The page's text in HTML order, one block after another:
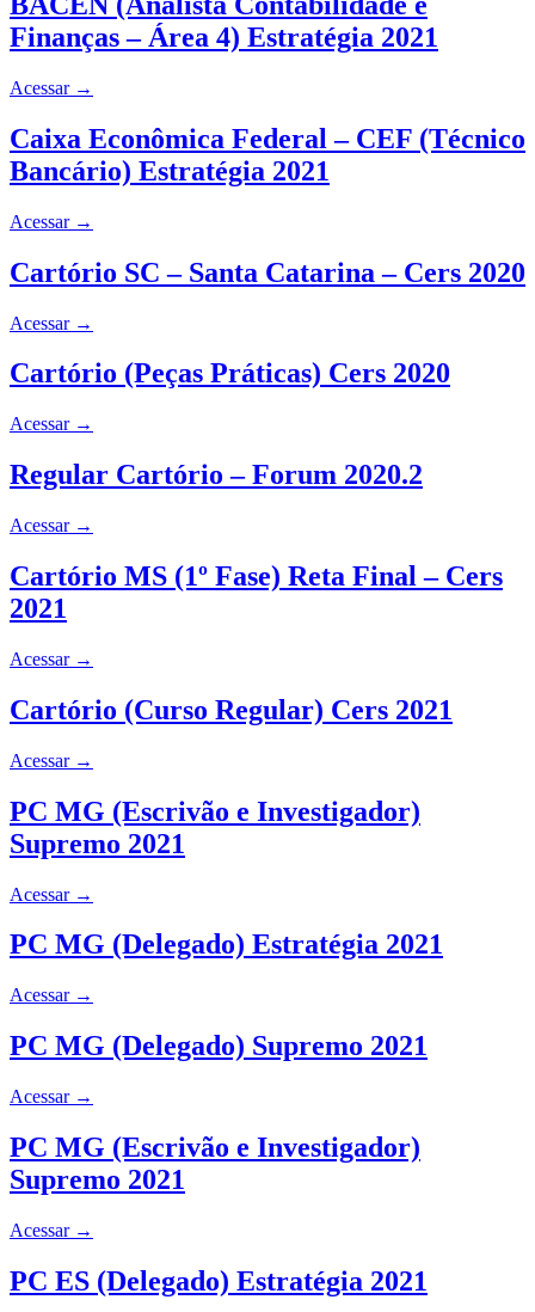
Finanças – Área 4) Estratégia 2021
Acessar →
Caixa Econômica Federal – CEF (Técnico
Bancário) Estratégia 2021
Acessar →
Cartório SC – Santa Catarina – Cers 2020
Acessar →
Cartório (Peças Práticas) Cers 2020
Acessar →
Regular Cartório – Forum 2020.2
Acessar →
Cartório MS (1º Fase) Reta Final – Cers
2021
Acessar →
Cartório (Curso Regular) Cers 2021
Acessar →
PC MG (Escrivão e Investigador)
Supremo 2021
Acessar →
PC MG (Delegado) Estratégia 2021
Acessar →
PC MG (Delegado) Supremo 2021
Acessar →
PC MG (Escrivão e Investigador)
Supremo 2021
Acessar →
PC ES (Delegado) Estratégia 2021